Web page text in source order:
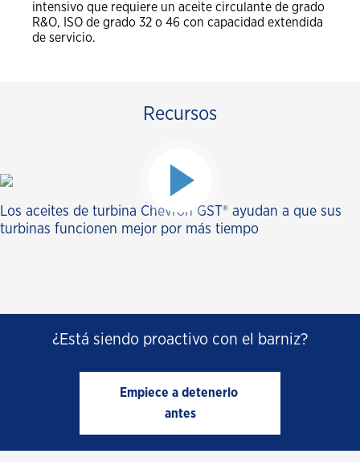
intensivo que requiere un aceite circulante de grado
R&O, ISO de grado 32 o 46 con capacidad extendida
de servicio.
Recursos
Los aceites de turbina Chevron GST® ayudan a que sus
turbinas funcionen mejor por más tiempo
¿Está siendo proactivo con el barniz?
Empiece a detenerlo
antes